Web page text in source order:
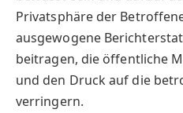
Privatsphäre der
ausgewogene
beitragen, die öffentliche
und den Druck auf die
verringern.